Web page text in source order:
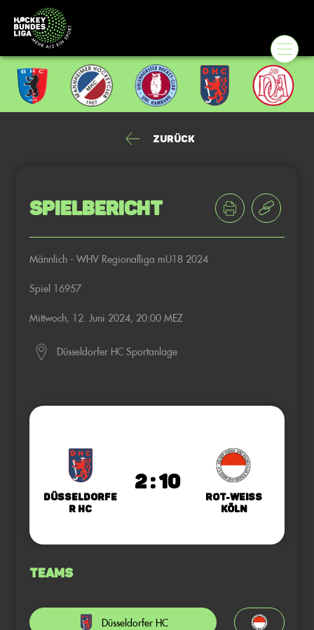
Zurück
Spielbericht
Männlich - WHV Regionalliga mU18 2024
Spiel 16957
Mittwoch, 12. Juni 2024, 20:00 MEZ
Düsseldorfer HC Sportanlage
Düsseldorfe
r HC
2 : 10
Rot-Weiss
Köln
Teams
Düsseldorfer HC